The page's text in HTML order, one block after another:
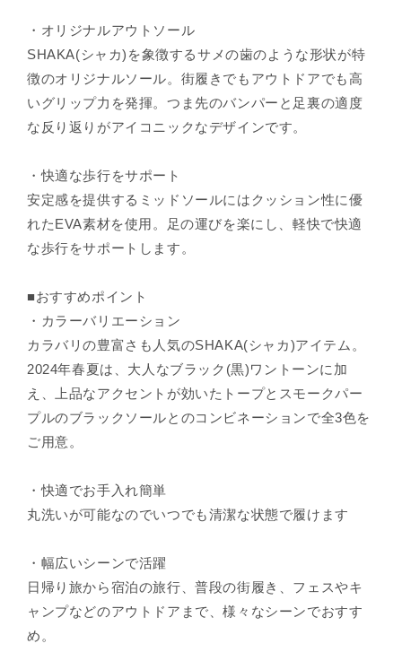
・オリジナルアウトソール
SHAKA(シャカ)を象徴するサメの歯のような形状が特
徴のオリジナルソール。街履きでもアウトドアでも高
いグリップ力を発揮。つま先のバンパーと足裏の適度
な反り返りがアイコニックなデザインです。
・快適な歩行をサポート
安定感を提供するミッドソールにはクッション性に優
れたEVA素材を使用。足の運びを楽にし、軽快で快適
な歩行をサポートします。
■おすすめポイント
・カラーバリエーション
カラバリの豊富さも人気のSHAKA(シャカ)アイテム。
2024年春夏は、大人なブラック(黒)ワントーンに加
え、上品なアクセントが効いたトープとスモークパー
プルのブラックソールとのコンビネーションで全3色を
ご用意。
・快適でお手入れ簡単
丸洗いが可能なのでいつでも清潔な状態で履けます
・幅広いシーンで活躍
日帰り旅から宿泊の旅行、普段の街履き、フェスやキ
ャンプなどのアウトドアまで、様々なシーンでおすす
め。